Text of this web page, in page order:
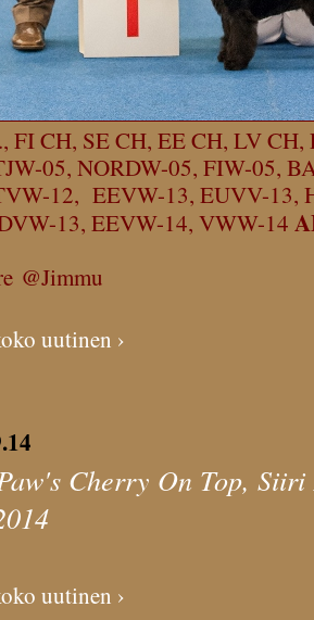
FI CH, SE CH, EE CH, LV
05, NORDW-05, FIW-05,
12, EEVW-13, EUVV-13,
13, EEVW-14, VWW-14
@Jimmu
uutinen ›
Cherry On Top, Siiri
uutinen ›